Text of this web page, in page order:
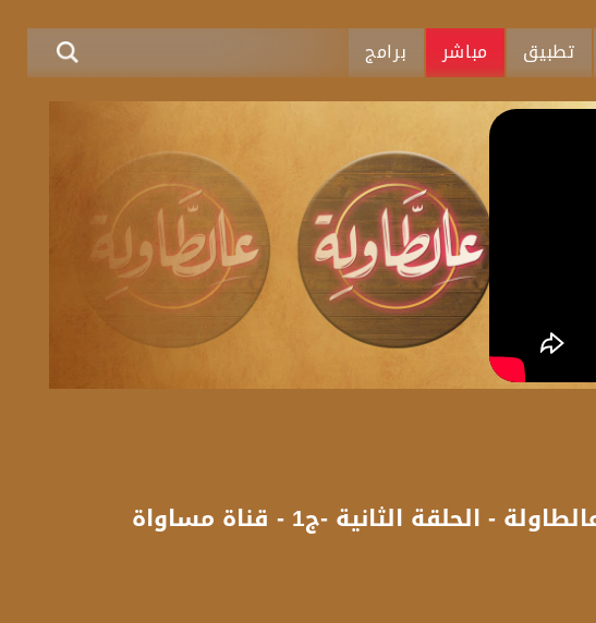
تطبيق مباشر برامج
’’ بنفعش اتدوقها ’’ - الشيف علاء موسى - عالطاولة - الحلقة الثانية -ج1 - قناة مساواة